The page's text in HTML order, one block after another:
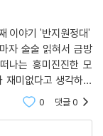
출판된 톨킨의 많
언어학에 대한 전문
는 것은 복잡하고 어
도 오랜 시간 동안
해하는 데 있어 이
자 술술 읽혀서 금방
0 댓글0